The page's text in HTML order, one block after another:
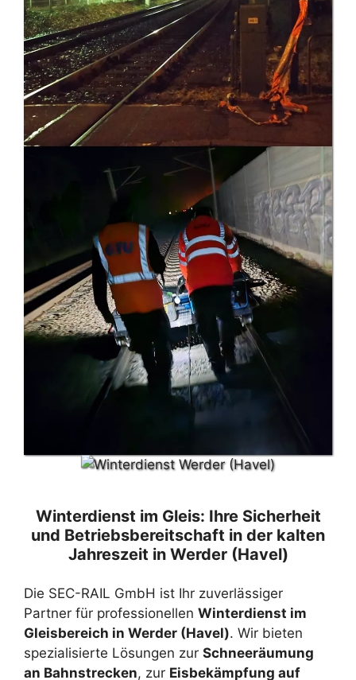
Winterdienst im Gleis: Ihre Sicherheit
und Betriebsbereitschaft in der kalten
Jahreszeit in Werder (Havel)
Die SEC-RAIL GmbH ist Ihr zuverlässiger
Partner für professionellen Winterdienst im
Gleisbereich in Werder (Havel). Wir bieten
spezialisierte Lösungen zur Schneeräumung
an Bahnstrecken, zur Eisbekämpfung auf